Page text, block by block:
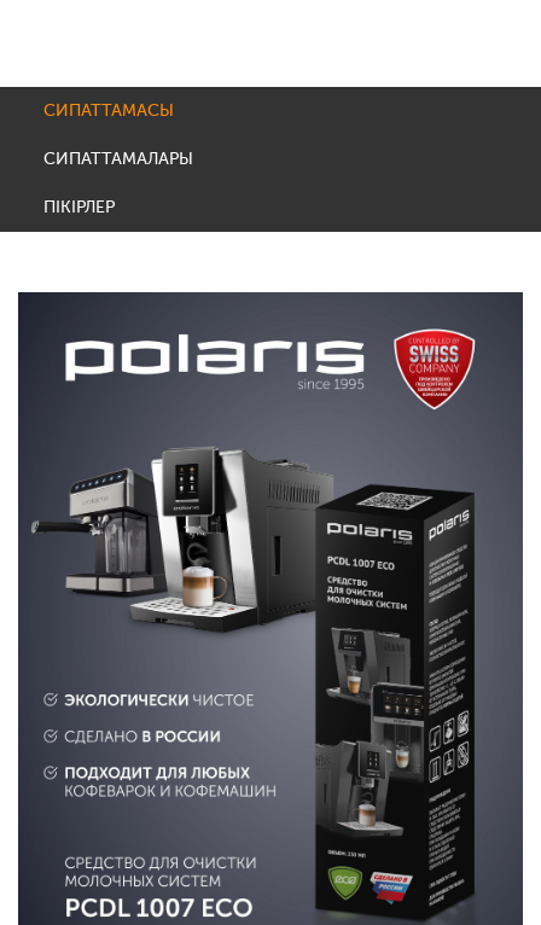
СИПАТТАМАСЫ
СИПАТТАМАЛАРЫ
ПІКІРЛЕР